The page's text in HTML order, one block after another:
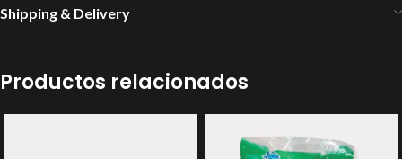
Shipping & Delivery
Productos relacionados